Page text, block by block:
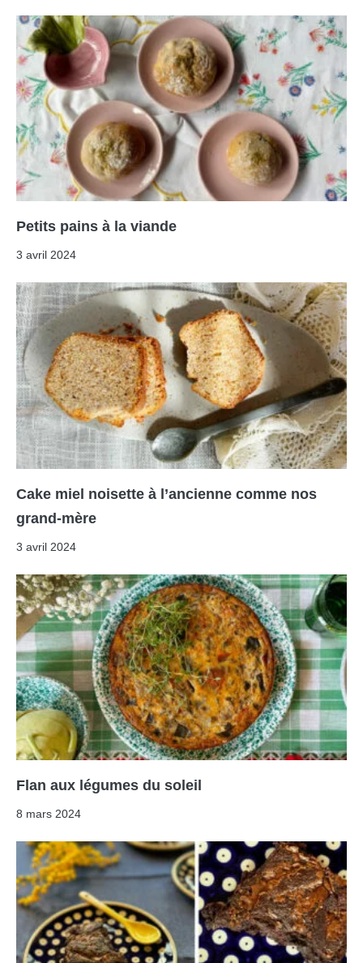
Petits pains à la viande
3 avril 2024
Cake miel noisette à l’ancienne comme nos
grand-mère
3 avril 2024
Flan aux légumes du soleil
8 mars 2024